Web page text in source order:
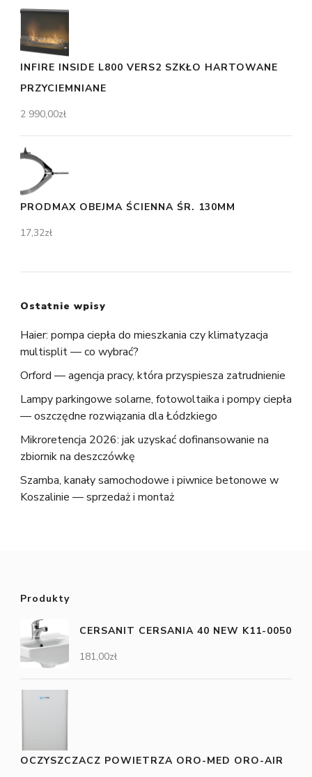
INFIRE INSIDE L800 VERS2 SZKŁO HARTOWANE
PRZYCIEMNIANE
2 990,00zł
PRODMAX OBEJMA ŚCIENNA ŚR. 130MM
17,32zł
Ostatnie wpisy
Haier: pompa ciepła do mieszkania czy klimatyzacja
multisplit — co wybrać?
Orford — agencja pracy, która przyspiesza zatrudnienie
Lampy parkingowe solarne, fotowoltaika i pompy ciepła
— oszczędne rozwiązania dla Łódzkiego
Mikroretencja 2026: jak uzyskać dofinansowanie na
zbiornik na deszczówkę
Szamba, kanały samochodowe i piwnice betonowe w
Koszalinie — sprzedaż i montaż
Produkty
CERSANIT CERSANIA 40 NEW K11-0050
181,00zł
OCZYSZCZACZ POWIETRZA ORO-MED ORO-AIR